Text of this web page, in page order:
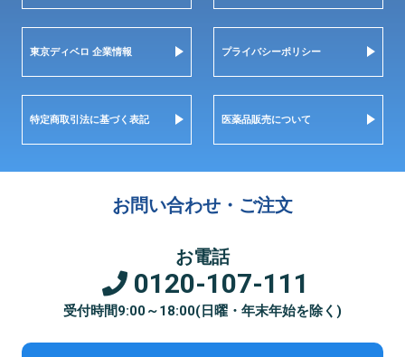
東京ディベロ 企業情報 プライバシーポリシー
特定商取引法に基づく表記 医薬品販売について
お問い合わせ・ご注文
お電話
0120-107-111
受付時間9:00～18:00(日曜・年末年始を除く)